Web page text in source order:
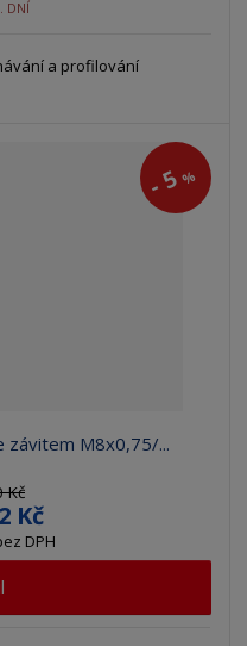
DNÍ
a profilování
-5%
závitem M8x0,75/...
Kč
Kč
DPH